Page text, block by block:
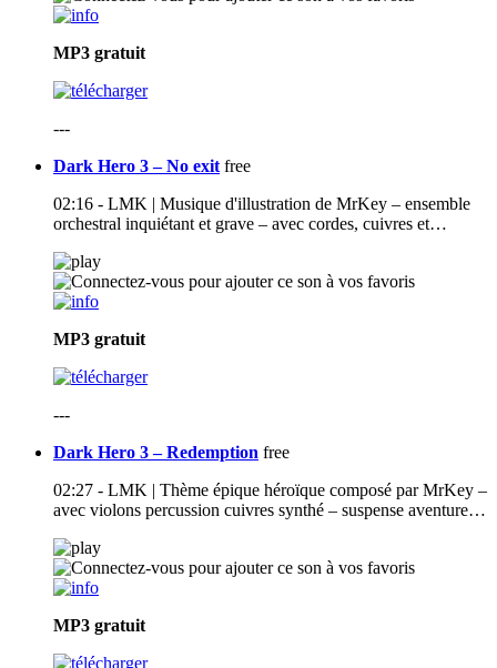
MP3 gratuit
---
Dark Hero 3 – No exit free
02:16 - LMK | Musique d'illustration de MrKey – ensemble
orchestral inquiétant et grave – avec cordes, cuivres et…
MP3 gratuit
---
Dark Hero 3 – Redemption free
02:27 - LMK | Thème épique héroïque composé par MrKey –
avec violons percussion cuivres synthé – suspense aventure…
MP3 gratuit